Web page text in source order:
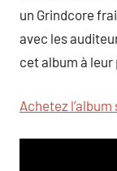
un Grindcore
avec les
cet album à
Achetez